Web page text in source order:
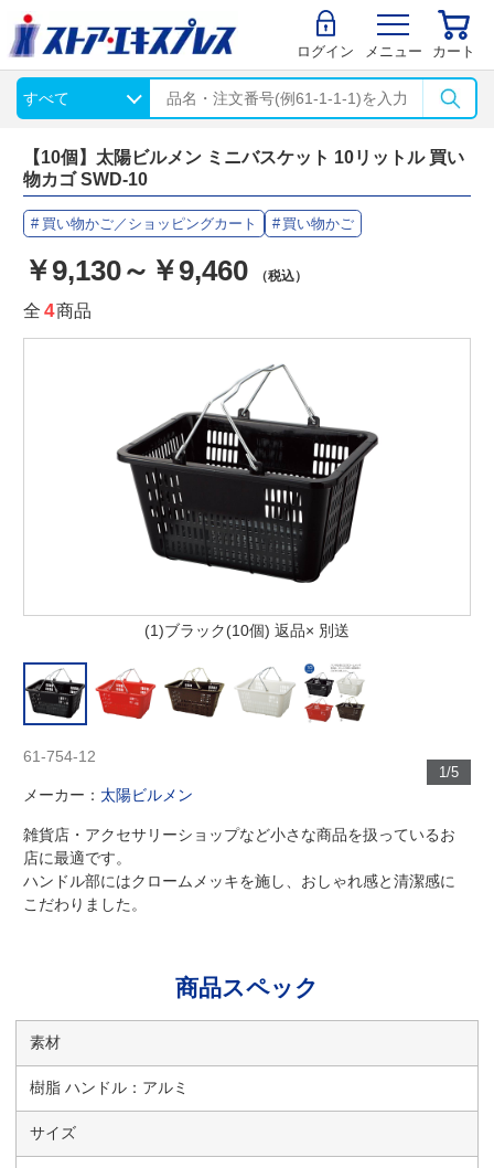
ログイン メニュー カート
【10個】太陽ビルメン ミニバスケット 10リットル 買い
物カゴ SWD-10
買い物かご／ショッピングカート 買い物かご
￥9,130～￥9,460 （税込）
全 4商品
(1)ブラック(10個) 返品× 別送
1/5
61-754-12
メーカー： 太陽ビルメン
雑貨店・アクセサリーショップなど小さな商品を扱っているお
店に最適です。
ハンドル部にはクロームメッキを施し、おしゃれ感と清潔感に
こだわりました。
商品スペック
素材
樹脂 ハンドル：アルミ
サイズ